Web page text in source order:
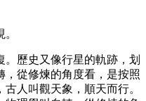
歷史又像行星的軌跡，划
，從修煉的角度看，是按照
人叫觀天象，順天而行。